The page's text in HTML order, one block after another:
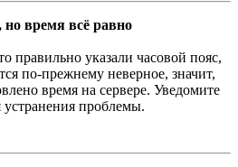
но время всё равно
правильно указали часовой пояс,
по-прежнему неверное, значит,
время на сервере. Уведомите
устранения проблемы.